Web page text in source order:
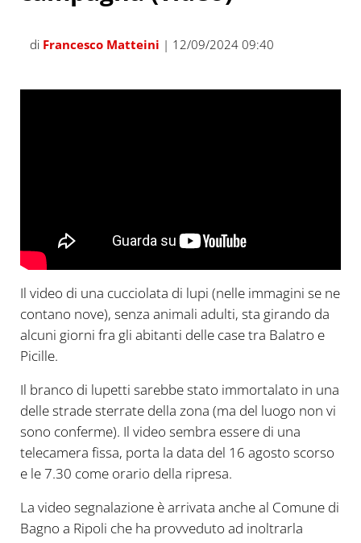
di Francesco Matteini | 12/09/2024 09:40
Il video di una cucciolata di lupi (nelle immagini se ne
contano nove), senza animali adulti, sta girando da
alcuni giorni fra gli abitanti delle case tra Balatro e
Picille.
Il branco di lupetti sarebbe stato immortalato in una
delle strade sterrate della zona (ma del luogo non vi
sono conferme). Il video sembra essere di una
telecamera fissa, porta la data del 16 agosto scorso
e le 7.30 come orario della ripresa.
La video segnalazione è arrivata anche al Comune di
Bagno a Ripoli che ha provveduto ad inoltrarla